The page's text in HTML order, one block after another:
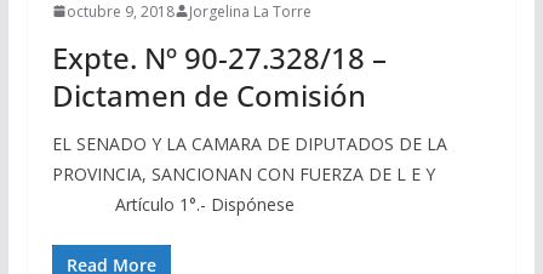
octubre 9, 2018 Jorgelina La Torre
Expte. Nº 90-27.328/18 –
Dictamen de Comisión
EL SENADO Y LA CAMARA DE DIPUTADOS DE LA
PROVINCIA, SANCIONAN CON FUERZA DE L E Y
Artículo 1°.- Dispónese
Read More